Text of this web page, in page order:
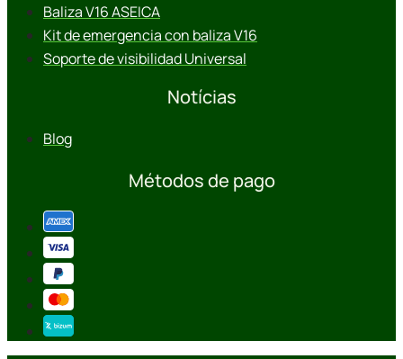
Baliza V16 ASEICA
Kit de emergencia con baliza V16
Soporte de visibilidad Universal
Notícias
Blog
Métodos de pago